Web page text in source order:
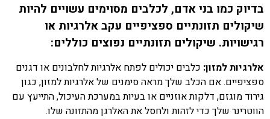
בדיוק כמו בני אדם, לכלבים מסוימים עשויים להיות
שיקולים תזונתיים ספציפיים עקב אלרגיות או
רגישויות. שיקולים תזונתיים נפוצים כוללים:
אלרגיות למזון: כלבים יכולים לפתח אלרגיות לחלבונים או דגנים
ספציפיים. אם הכלב שלך מראה סימנים של אלרגיות למזון, כגון
גירוד מוגזם, דלקות אוזניים או בעיות במערכת העיכול, התייעץ עם
הווטרינר שלך כדי לזהות ולחסל את האלרגן מהתזונה שלו.